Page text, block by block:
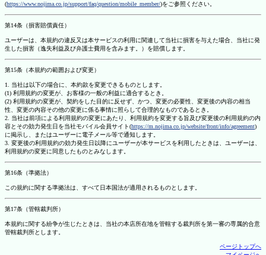
(https://www.nojima.co.jp/support/faq/question/mobile_member/)をご参照ください。
第14条（損害賠償責任）
ユーザーは、本規約の違反又は本サービスの利用に関連して当社に損害を与えた場合、当社に発
生した損害（逸失利益及び弁護士費用を含みます。）を賠償します。
第15条（本規約の範囲および変更）
1. 当社は以下の場合に、本約款を変更できるものとします。
(1) 利用規約の変更が、お客様の一般の利益に適合するとき。
(2) 利用規約の変更が、契約をした目的に反せず、かつ、変更の必要性、変更後の内容の相当
性、変更の内容その他の変更に係る事情に照らして合理的なものであるとき。
2. 当社は前項による利用規約の変更にあたり、利用規約を変更する旨及び変更後の利用規約の内
容とその効力発生日を当社モバイル会員サイト(https://m.nojima.co.jp/website/front/info/agreement)
に掲示し、またはユーザーに電子メール等で通知します。
3. 変更後の利用規約の効力発生日以降にユーザーが本サービスを利用したときは、ユーザーは、
利用規約の変更に同意したものとみなします。
第16条（準拠法）
この規約に関する準拠法は、すべて日本国法が適用されるものとします。
第17条（管轄裁判所）
本規約に関する紛争が生じたときは、当社の本店所在地を管轄する裁判所を第一審の専属的合意
管轄裁判所とします。
ページトップへ